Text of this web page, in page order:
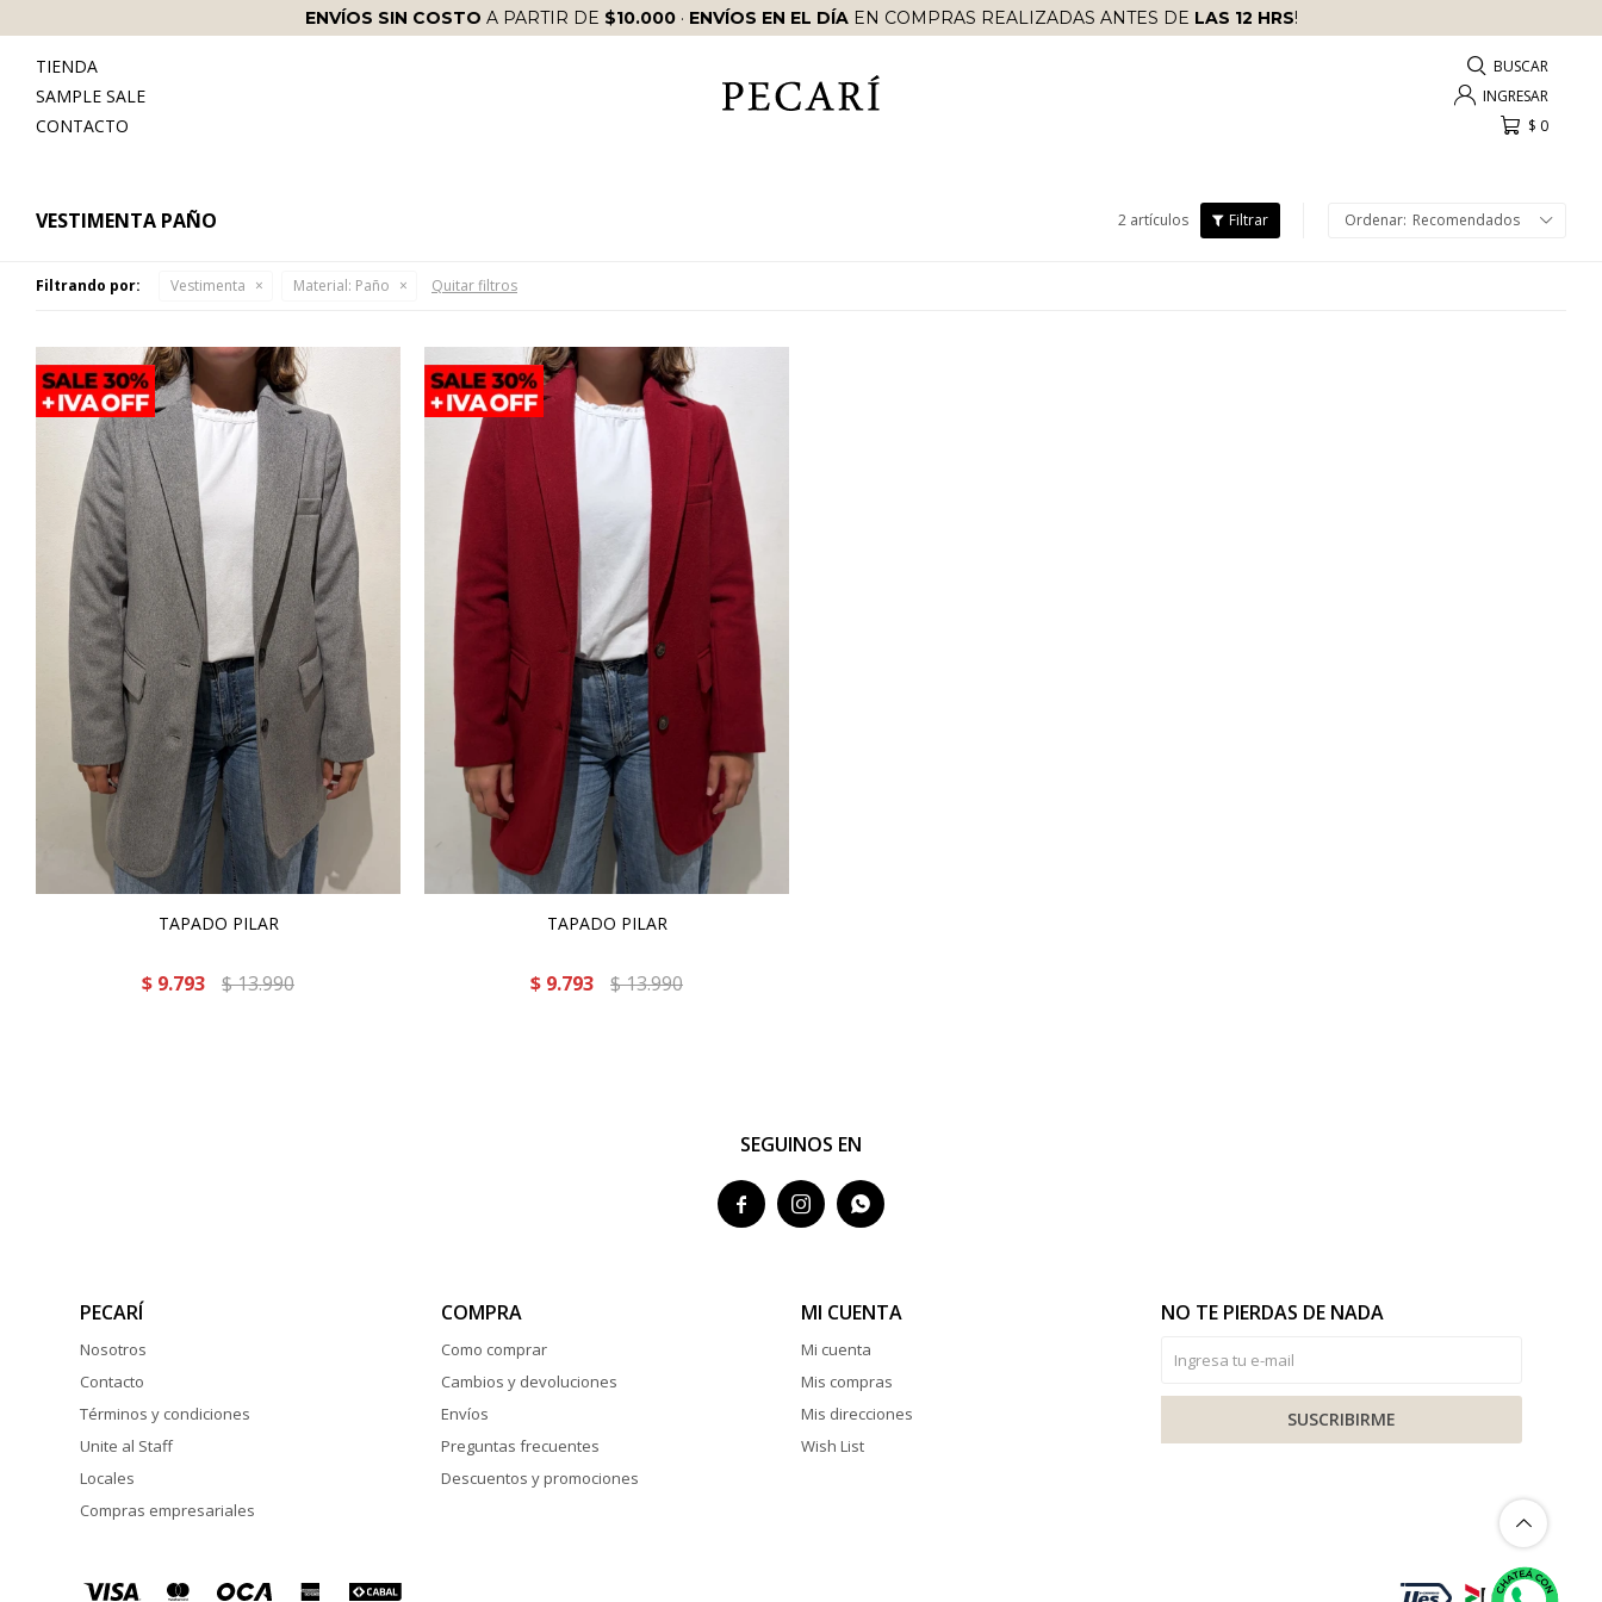
ENVÍOS SIN COSTO A PARTIR DE $10.000· ENVÍOS EN EL DÍAEN COMPRAS REALIZADAS ANTES DE LAS 12 HRS!
TIENDA
SAMPLE SALE
CONTACTO
$ 0
VESTIMENTA PAÑO 2 artículos Recomendados
Filtrando por: Vestimenta Material: Paño Quitar filtros
TAPADO PILAR
$ 9.793 $13.990
TAPADO PILAR
$ 9.793 $13.990
SEGUINOS EN
  
PECARÍ
Nosotros
Contacto
Términos y condiciones
Unite al Staff
Locales
Compras empresariales
COMPRA
Como comprar
Cambios y devoluciones
Envíos
Preguntas frecuentes
Descuentos y promociones
MI CUENTA
Mi cuenta
Mis compras
Mis direcciones
Wish List
NO TE PIERDAS DE NADA
SUSCRIBIRME